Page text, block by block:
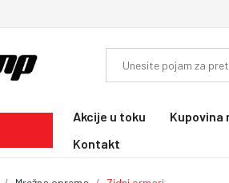
Akcije u toku Kupovina
Kontakt